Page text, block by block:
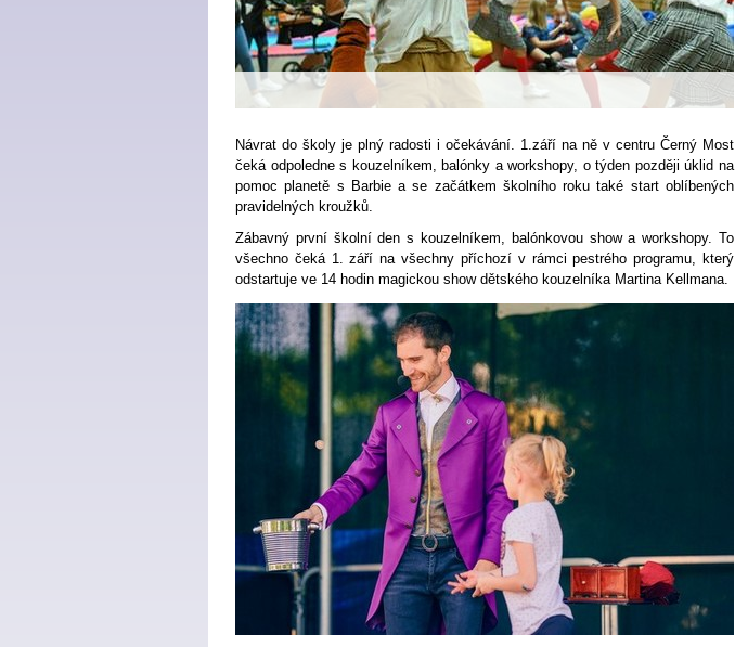
Návrat do školy je plný radosti i očekávání. 1.září na ně v centru Černý Most
čeká odpoledne s kouzelníkem, balónky a workshopy, o týden později úklid na
pomoc planetě s Barbie a se začátkem školního roku také start oblíbených
pravidelných kroužků.
Zábavný první školní den s kouzelníkem, balónkovou show a workshopy. To
všechno čeká 1. září na všechny příchozí v rámci pestrého programu, který
odstartuje ve 14 hodin magickou show dětského kouzelníka Martina Kellmana.